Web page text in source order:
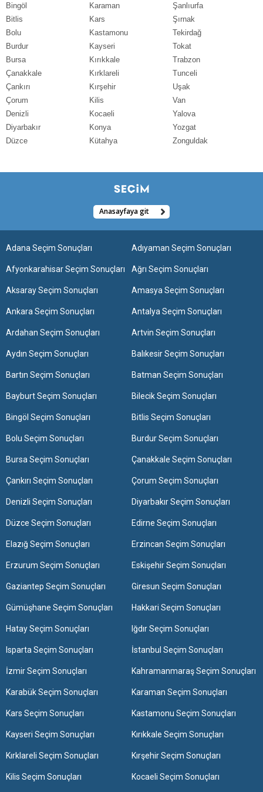
Bingöl
Bitlis
Bolu
Burdur
Bursa
Çanakkale
Çankırı
Çorum
Denizli
Diyarbakır
Düzce
Karaman
Kars
Kastamonu
Kayseri
Kırıkkale
Kırklareli
Kırşehir
Kilis
Kocaeli
Konya
Kütahya
Şanlıurfa
Şırnak
Tekirdağ
Tokat
Trabzon
Tunceli
Uşak
Van
Yalova
Yozgat
Zonguldak
Anasayfaya git
Adana Seçim Sonuçları Adıyaman Seçim Sonuçları
Afyonkarahisar Seçim Sonuçları Ağrı Seçim Sonuçları
Aksaray Seçim Sonuçları Amasya Seçim Sonuçları
Ankara Seçim Sonuçları Antalya Seçim Sonuçları
Ardahan Seçim Sonuçları Artvin Seçim Sonuçları
Aydın Seçim Sonuçları Balıkesir Seçim Sonuçları
Bartın Seçim Sonuçları Batman Seçim Sonuçları
Bayburt Seçim Sonuçları Bilecik Seçim Sonuçları
Bingöl Seçim Sonuçları Bitlis Seçim Sonuçları
Bolu Seçim Sonuçları Burdur Seçim Sonuçları
Bursa Seçim Sonuçları Çanakkale Seçim Sonuçları
Çankırı Seçim Sonuçları Çorum Seçim Sonuçları
Denizli Seçim Sonuçları Diyarbakır Seçim Sonuçları
Düzce Seçim Sonuçları Edirne Seçim Sonuçları
Elazığ Seçim Sonuçları Erzincan Seçim Sonuçları
Erzurum Seçim Sonuçları Eskişehir Seçim Sonuçları
Gaziantep Seçim Sonuçları Giresun Seçim Sonuçları
Gümüşhane Seçim Sonuçları Hakkari Seçim Sonuçları
Hatay Seçim Sonuçları Iğdır Seçim Sonuçları
Isparta Seçim Sonuçları İstanbul Seçim Sonuçları
İzmir Seçim Sonuçları Kahramanmaraş Seçim Sonuçları
Karabük Seçim Sonuçları Karaman Seçim Sonuçları
Kars Seçim Sonuçları Kastamonu Seçim Sonuçları
Kayseri Seçim Sonuçları Kırıkkale Seçim Sonuçları
Kırklareli Seçim Sonuçları Kırşehir Seçim Sonuçları
Kilis Seçim Sonuçları Kocaeli Seçim Sonuçları